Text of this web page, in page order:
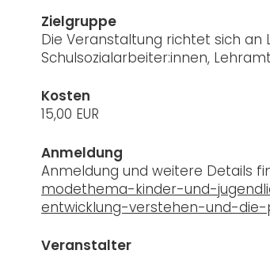
Zielgruppe
Die Veranstaltung richtet sich an
Schulsozialarbeiter:innen,
Kosten
15,00 EUR
Anmeldung
Anmeldung und weitere Details
modethema-kinder-und-
entwicklung-verstehen-und-
Veranstalter